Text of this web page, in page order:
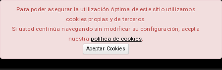
Para poder asegurar la utilización óptima de este sitio utilizamos
cookies propias y de terceros.
Si usted continúa navegando sin modificar su configuración, acepta
nuestrapolítica de cookies.
Aceptar Cookies